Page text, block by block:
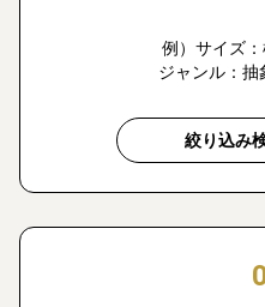
例）サイズ
ジャンル：抽
絞り込み